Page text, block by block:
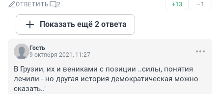
ОТВЕТИТЬ 2 +13 –1
Показать ещё 2 ответа
Гость
9 октября 2021, 11:27
В Грузии, их и вениками с позиции ..силы, понятия
лечили - но другая история демократическая можно
сказать.."